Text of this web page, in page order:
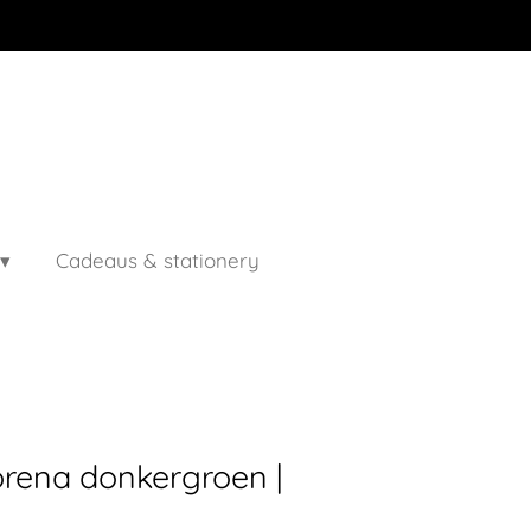
Cadeaus & stationery
donkergroen |